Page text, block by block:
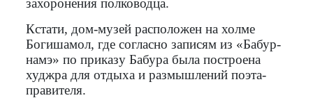
захоронения полководца.
Кстати, дом-музей расположен на холме
Богишамол, где согласно записям из «Бабур-
намэ» по приказу Бабура была построена
худжра для отдыха и размышлений поэта-
правителя.